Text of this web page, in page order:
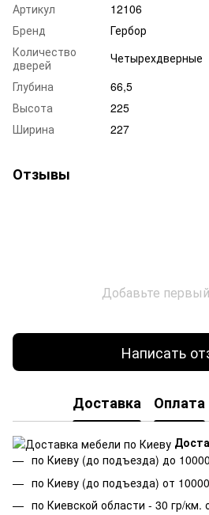
Артикул
12106
Бренд
Гербор
Количество
дверей
Четырехдверные
Глубина
66,5
Высота
225
Ширина
227
Отзывы
Добавьте
Написать
Доставка Оплата
по Киеву (до подъезда) до
по Киеву (до подъезда) от
по Киевской области - 30 гр/км.